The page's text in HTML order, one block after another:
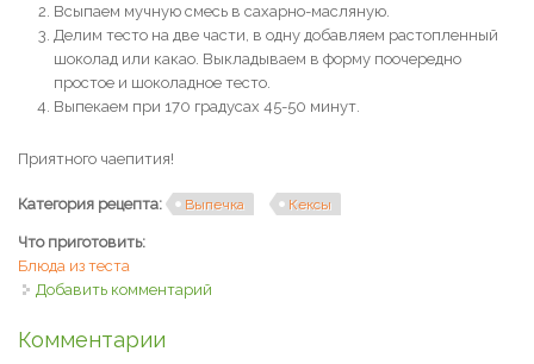
Всыпаем мучную смесь в сахарно-масляную.
Делим тесто на две части, в одну добавляем растопленный
шоколад или какао. Выкладываем в форму поочередно
простое и шоколадное тесто.
Выпекаем при 170 градусах 45-50 минут.
Приятного чаепития!
Категория рецепта: Выпечка Кексы
Что приготовить:
Блюда из теста
Добавить комментарий
Комментарии